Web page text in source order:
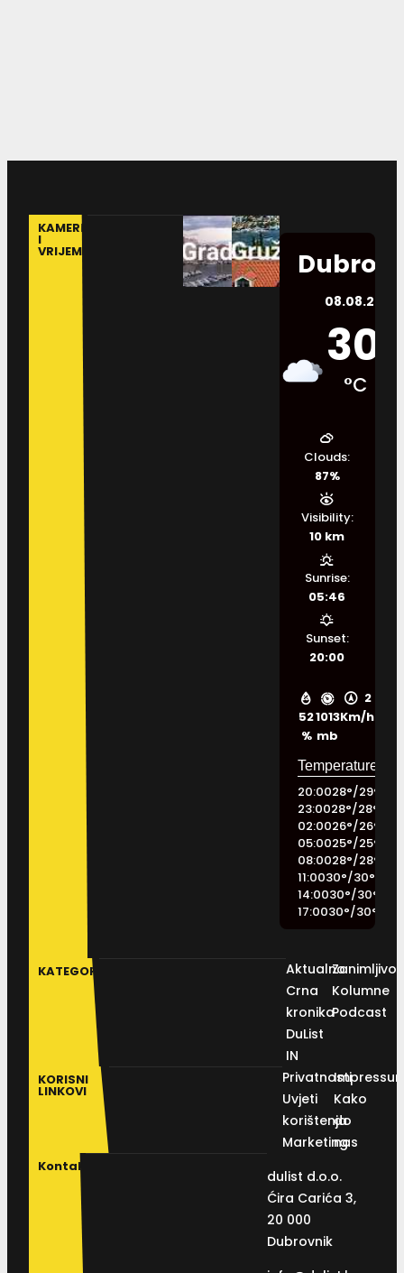
KAMERE
I
VRIJEME
08.08.2026.
30
°C
52
%
1013
mb
2
Km/h
Clouds:
87%
Visibility:
10 km
Sunrise:
05:46
Sunset:
20:00
20:0028°/29°
23:0028°/28°
02:0026°/26°
05:0025°/25°
08:0028°/28°
11:0030°/30°
14:0030°/30°
17:0030°/30°
KATEGORIJE
Aktualno
Crna
kronika
DuList
IN
Kolumne
Podcast
KORISNI
LINKOVI
Privatnosti
Uvjeti
korištenja
Marketing
Kako
do
nas
Kontakt
dulist d.o.o.
Ćira Carića 3,
20 000
Dubrovnik